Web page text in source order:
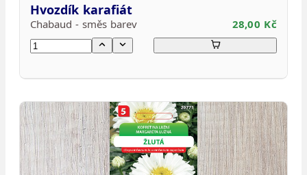
Hvozdík karafiát
Chabaud - směs barev 28,00 Kč